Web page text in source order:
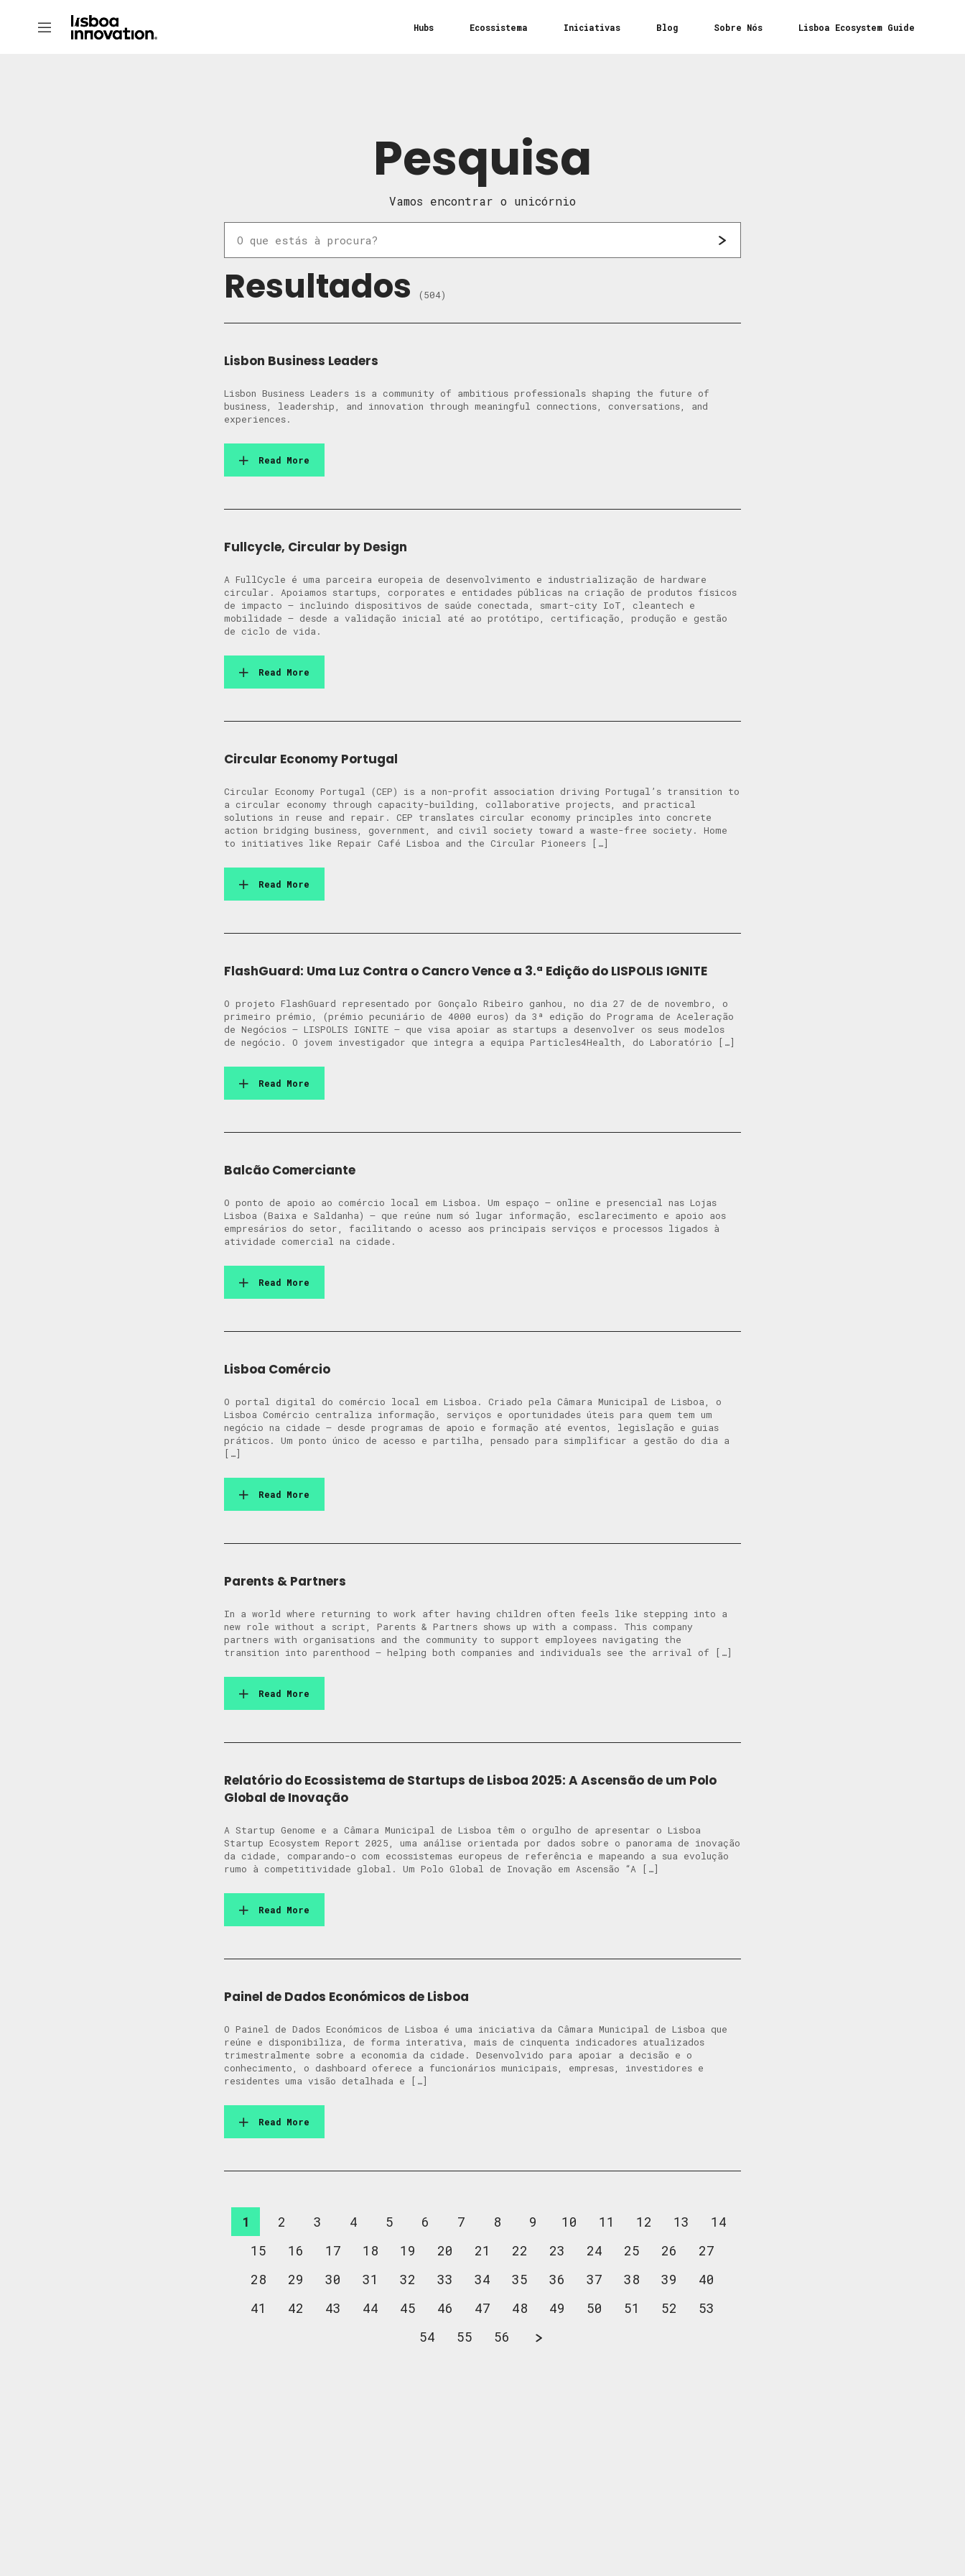
Hubs Ecossistema Iniciativas Blog Sobre Nós Lisboa Ecosystem Guide
Pesquisa
Vamos encontrar o unicórnio
Resultados (504)
Lisbon Business Leaders
Lisbon Business Leaders is a community of ambitious professionals shaping the future of
business, leadership, and innovation through meaningful connections, conversations, and
experiences.
Read More
Fullcycle, Circular by Design
A FullCycle é uma parceira europeia de desenvolvimento e industrialização de hardware
circular. Apoiamos startups, corporates e entidades públicas na criação de produtos físicos
de impacto — incluindo dispositivos de saúde conectada, smart-city IoT, cleantech e
mobilidade — desde a validação inicial até ao protótipo, certificação, produção e gestão
de ciclo de vida.
Read More
Circular Economy Portugal
Circular Economy Portugal (CEP) is a non-profit association driving Portugal’s transition to
a circular economy through capacity-building, collaborative projects, and practical
solutions in reuse and repair. CEP translates circular economy principles into concrete
action bridging business, government, and civil society toward a waste-free society. Home
to initiatives like Repair Café Lisboa and the Circular Pioneers […]
Read More
FlashGuard: Uma Luz Contra o Cancro Vence a 3.ª Edição do LISPOLIS IGNITE
O projeto FlashGuard representado por Gonçalo Ribeiro ganhou, no dia 27 de de novembro, o
primeiro prémio, (prémio pecuniário de 4000 euros) da 3ª edição do Programa de Aceleração
de Negócios – LISPOLIS IGNITE – que visa apoiar as startups a desenvolver os seus modelos
de negócio. O jovem investigador que integra a equipa Particles4Health, do Laboratório […]
Read More
Balcão Comerciante
O ponto de apoio ao comércio local em Lisboa. Um espaço – online e presencial nas Lojas
Lisboa (Baixa e Saldanha) – que reúne num só lugar informação, esclarecimento e apoio aos
empresários do setor, facilitando o acesso aos principais serviços e processos ligados à
atividade comercial na cidade.
Read More
Lisboa Comércio
O portal digital do comércio local em Lisboa. Criado pela Câmara Municipal de Lisboa, o
Lisboa Comércio centraliza informação, serviços e oportunidades úteis para quem tem um
negócio na cidade – desde programas de apoio e formação até eventos, legislação e guias
práticos. Um ponto único de acesso e partilha, pensado para simplificar a gestão do dia a
[…]
Read More
Parents & Partners
In a world where returning to work after having children often feels like stepping into a
new role without a script, Parents & Partners shows up with a compass. This company
partners with organisations and the community to support employees navigating the
transition into parenthood — helping both companies and individuals see the arrival of […]
Read More
Relatório do Ecossistema de Startups de Lisboa 2025: A Ascensão de um Polo
Global de Inovação
A Startup Genome e a Câmara Municipal de Lisboa têm o orgulho de apresentar o Lisboa
Startup Ecosystem Report 2025, uma análise orientada por dados sobre o panorama de inovação
da cidade, comparando-o com ecossistemas europeus de referência e mapeando a sua evolução
rumo à competitividade global. Um Polo Global de Inovação em Ascensão “A […]
Read More
Painel de Dados Económicos de Lisboa
O Painel de Dados Económicos de Lisboa é uma iniciativa da Câmara Municipal de Lisboa que
reúne e disponibiliza, de forma interativa, mais de cinquenta indicadores atualizados
trimestralmente sobre a economia da cidade. Desenvolvido para apoiar a decisão e o
conhecimento, o dashboard oferece a funcionários municipais, empresas, investidores e
residentes uma visão detalhada e […]
Read More
1 2 3 4 5 6 7 8 9 10 11 12 13
14
15
16 17 18 19 20 21 22 23 24 25 26
27
28
29 30 31 32 33 34 35 36 37 38 39
40
41
42 43 44 45 46 47 48 49 50 51 52
53
54
55 56